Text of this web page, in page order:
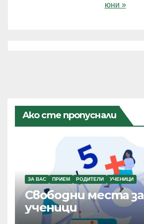
юни »
Ако сте пропуснали
ЗА ВАС ПРИЕМ РОДИТЕЛИ УЧЕНИЦИ
Свободни места за
ученици